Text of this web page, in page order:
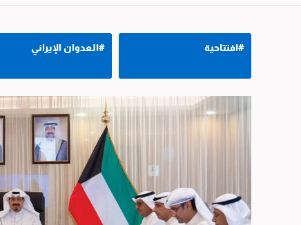
#افتتاحية #العدوان الإيراني